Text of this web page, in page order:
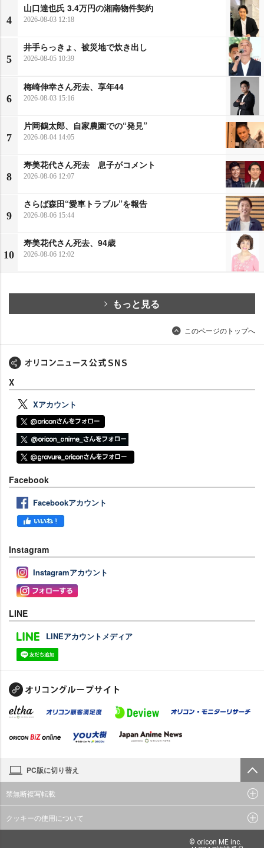
4
山口達也氏 3.4万円の湘南物件契約
2026-08-03 12:18
5
井手らっきょ、被災地で炊き出し
2026-08-05 10:39
6
梅崎伸幸さん死去、享年44
2026-08-03 15:16
7
片岡鶴太郎、自家農園での“発見”
2026-08-04 14:05
8
寿美花代さん死去 息子がコメント
2026-08-06 12:07
9
さらば森田“愛車トラブル”を報告
2026-08-06 15:44
10
寿美花代さん死去、94歳
2026-08-06 12:02
もっと見る
このページのトップへ
X
Xアカウント
Facebook
Facebookアカウント
Instagram
Instagramアカウント
LINE
LINEアカウントメディア
PC版に切り替え
禁無断複写転載
クッキーの使用について
© oricon ME inc.